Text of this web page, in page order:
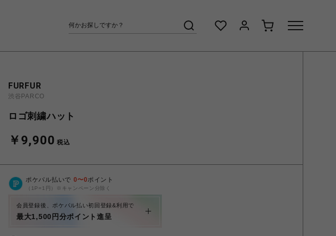
FURFUR
渋谷PARCO
ロゴ刺繍ハット
￥9,900 税込
ポケパル払いで 0〜0ポイント
（1P=1円）※キャンペーン分除く
会員登録後、ポケパル払い初回登録&利用で
最大1,500円分ポイント進呈